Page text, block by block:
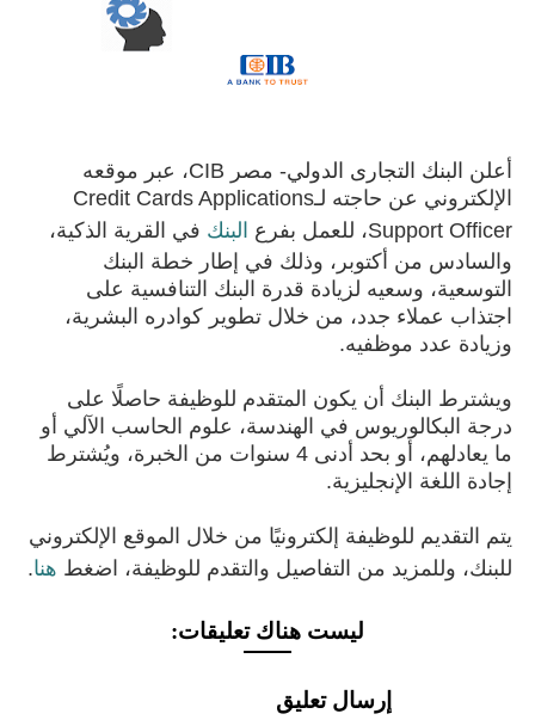
أعلن البنك التجارى الدولي
- مصر CIB، عبر موقعه
الإلكتروني عن حاجته لـCredit Cards Applications
Support Officer، للعمل بفرع
البنك في القرية الذكية،
والسادس من أكتوبر، وذلك في إطار خطة البنك
التوسعية، وسعيه لزيادة قدرة البنك التنافسية على
اجتذاب عملاء جدد، من خلال تطوير كوادره البشرية،
وزيادة عدد موظفيه.
ويشترط البنك أن يكون المتقدم للوظيفة حاصلًا على
درجة البكالوريوس في الهندسة، علوم الحاسب الآلي أو
ما يعادلهم، أو بحد أدنى 4 سنوات من الخبرة، ويُشترط
إجادة اللغة الإنجليزية.
يتم التقديم للوظيفة إلكترونيًا من خلال الموقع الإلكتروني
للبنك، وللمزيد من التفاصيل والتقدم للوظيفة، اضغط هنا.
ليست هناك تعليقات:
إرسال تعليق